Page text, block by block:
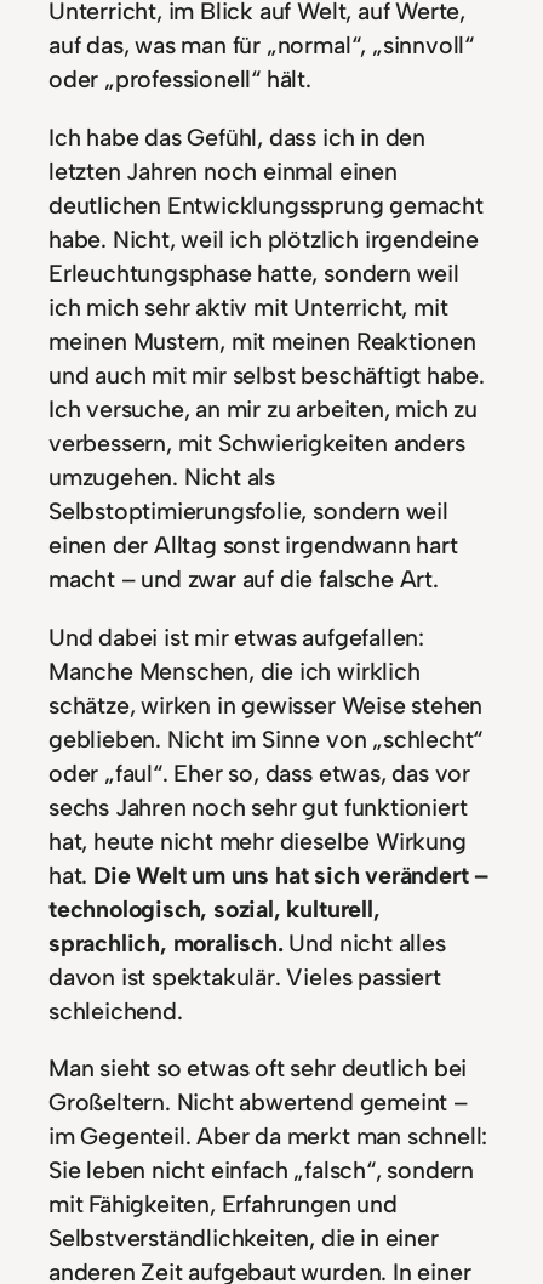
Unterricht, im Blick auf Welt, auf Werte,
auf das, was man für „normal“, „sinnvoll“
oder „professionell“ hält.
Ich habe das Gefühl, dass ich in den
letzten Jahren noch einmal einen
deutlichen Entwicklungssprung gemacht
habe. Nicht, weil ich plötzlich irgendeine
Erleuchtungsphase hatte, sondern weil
ich mich sehr aktiv mit Unterricht, mit
meinen Mustern, mit meinen Reaktionen
und auch mit mir selbst beschäftigt habe.
Ich versuche, an mir zu arbeiten, mich zu
verbessern, mit Schwierigkeiten anders
umzugehen. Nicht als
Selbstoptimierungsfolie, sondern weil
einen der Alltag sonst irgendwann hart
macht – und zwar auf die falsche Art.
Und dabei ist mir etwas aufgefallen:
Manche Menschen, die ich wirklich
schätze, wirken in gewisser Weise stehen
geblieben. Nicht im Sinne von „schlecht“
oder „faul“. Eher so, dass etwas, das vor
sechs Jahren noch sehr gut funktioniert
hat, heute nicht mehr dieselbe Wirkung
hat. Die Welt um uns hat sich verändert –
technologisch, sozial, kulturell,
sprachlich, moralisch.Und nicht alles
davon ist spektakulär. Vieles passiert
schleichend.
Man sieht so etwas oft sehr deutlich bei
Großeltern. Nicht abwertend gemeint –
im Gegenteil. Aber da merkt man schnell:
Sie leben nicht einfach „falsch“, sondern
mit Fähigkeiten, Erfahrungen und
Selbstverständlichkeiten, die in einer
anderen Zeit aufgebaut wurden. In einer